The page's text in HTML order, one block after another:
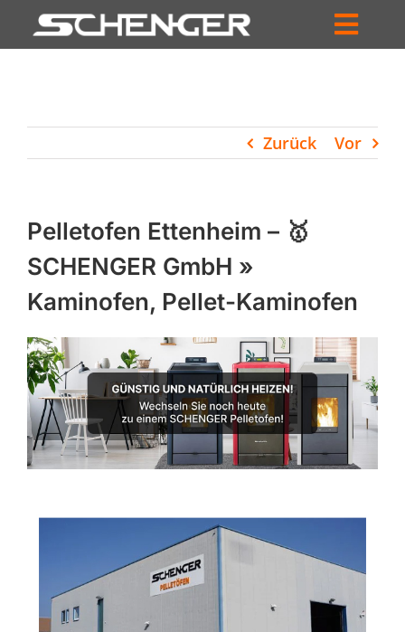
Inhalt
HÄNDLERSUCHE
UNTERNEHMEN
PROFIL
WARENKORB
PRODUCTS
SEARCH
Zurück Vor
Pelletofen Ettenheim – 🥇
SCHENGER GmbH »
Kaminofen, Pellet-Kaminofen